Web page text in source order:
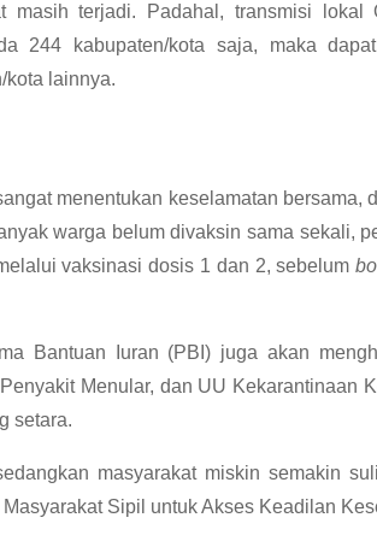
masih terjadi. Padahal, transmisi lokal
244 kabupaten/kota saja, maka dapat
kota lainnya.
menentukan keselamatan bersama,
warga belum divaksin sama sekali,
vaksinasi dosis 1 dan 2, sebelum
Bantuan Iuran (PBI) juga akan
Menular, dan UU Kekarantinaan
setara.
masyarakat miskin semakin
Sipil untuk Akses Keadilan